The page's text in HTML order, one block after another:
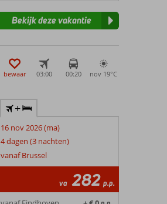
Bekijk deze vakantie
bewaar 03:00 00:20 nov 19°C
+
16 nov 2026 (ma)
4 dagen (3 nachten)
vanaf Brussel
va 282 p.p.